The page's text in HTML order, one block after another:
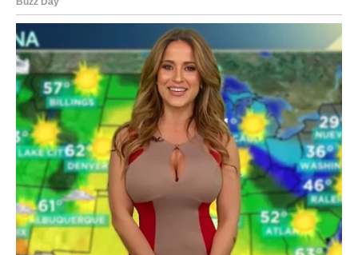
nude priliku da postignemo duhovni mir i dublje
razumijevanje. Na pitanje koje su ključne vještine potrebne
za duhovni razvoj pojedinca, redovnik daje jasne
odgovore: Najrjeđi talent je sposobnost davanja.
Nesebično dijeljenje s drugima jedinstvena je kvaliteta koja
potiče povezanost i jača naš karakter. Najvažnija vještina:
sposobnost opraštanja. Opraštanje je bitno za postizanje
unutarnjeg mira jer nas oslobađa tereta ljutnje i ljutnje.
Najteža vještina: sposobnost šutnje. Ponekad šutnja može
biti snažnija od izgovorenih riječi. Prepoznavanje trenutaka
slušanja i trenutaka tišine odražava istinsku mudrost.